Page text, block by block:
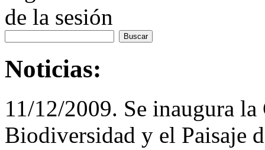
de la sesión
Noticias:
11/12/2009. Se inaugura
Biodiversidad y el Paisaje